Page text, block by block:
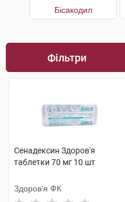
Бісакодил
Фільтри
Сенадексин Здоров'я
таблетки 70 мг 10 шт
Здоров'я ФК